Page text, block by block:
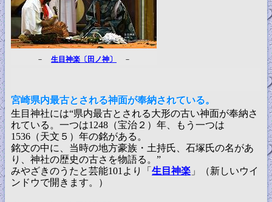
－ 生目神楽〔田ノ神〕 －
宮崎県内最古とされる神面が奉納されている。
生目神社には“県内最古とされる大形の古い神面が奉納さ
れている。一つは1248（宝治２）年、もう一つは
1536（天文５）年の銘がある。
銘文の中に、当時の地方豪族・土持氏、石塚氏の名があ
り、神社の歴史の古さを物語る。”
みやざきのうたと芸能101より「 生目神楽 」（新しいウイ
ンドウで開きます。）